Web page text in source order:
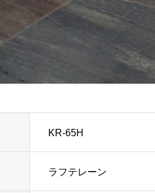
KR-65H
ラフテレーン